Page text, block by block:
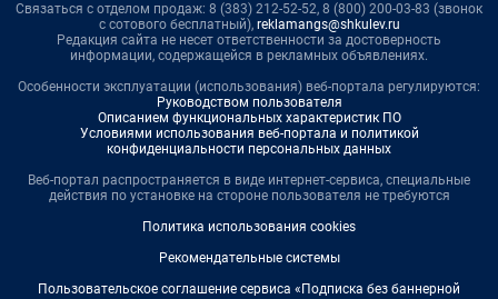
Связаться с отделом продаж: 8 (383) 212-52-52, 8 (800) 200-03-83 (звонок
с сотового бесплатный), reklamangs@shkulev.ru
Редакция сайта не несет ответственности за достоверность
информации, содержащейся в рекламных объявлениях.
Особенности эксплуатации (использования) веб-портала регулируются:
Руководством пользователя
Описанием функциональных характеристик ПО
Условиями использования веб-портала и политикой
конфиденциальности персональных данных
Веб-портал распространяется в виде интернет-сервиса, специальные
действия по установке на стороне пользователя не требуются
Политика использования cookies
Рекомендательные системы
Пользовательское соглашение сервиса «Подписка без баннерной